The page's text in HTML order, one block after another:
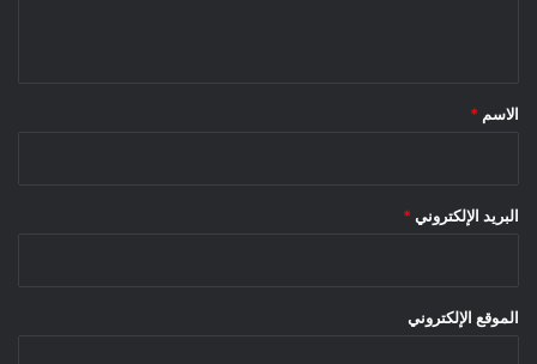
*
الاسم *
البريد الإلكتروني *
الموقع الإلكتروني